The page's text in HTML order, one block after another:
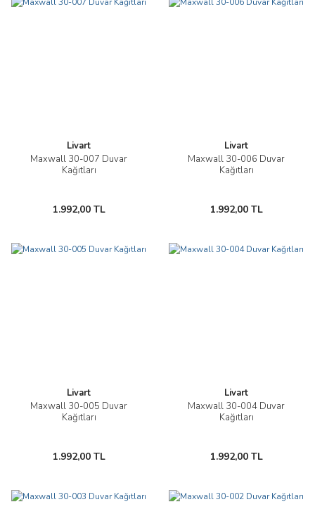
Livart
Maxwall 30-007 Duvar
Kağıtları
1.992,00 TL
Livart
Maxwall 30-006 Duvar
Kağıtları
1.992,00 TL
Livart
Maxwall 30-005 Duvar
Kağıtları
1.992,00 TL
Livart
Maxwall 30-004 Duvar
Kağıtları
1.992,00 TL